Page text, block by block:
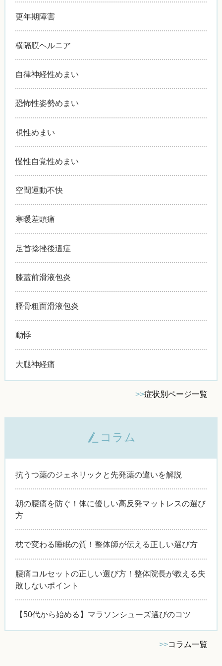
更年期障害
横隔膜ヘルニア
自律神経性めまい
恐怖性姿勢めまい
視性めまい
慢性自覚性めまい
空間運動不快
寒暖差頭痛
足首捻挫後遺症
膝蓋前滑液包炎
脛骨粗面滑液包炎
動悸
大腿神経痛
>>症状別ページ一覧
コラム
抗うつ薬のジェネリックと先発薬の違いを解説
朝の腰痛を防ぐ！体に優しい高反発マットレスの選び
方
枕で変わる睡眠の質！整体師が伝える正しい選び方
腰痛コルセットの正しい選び方！整体院長が教える失
敗しないポイント
【50代から始める】マラソンシューズ選びのコツ
>>コラム一覧